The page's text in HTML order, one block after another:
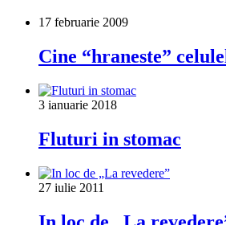
17 februarie 2009
Cine “hraneste”
3 ianuarie 2018
Fluturi in stomac
27 iulie 2011